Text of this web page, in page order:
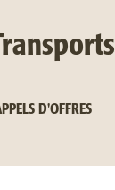
D'OFFRES